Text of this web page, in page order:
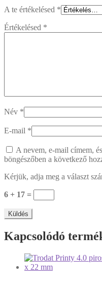
A te értékelésed *
Értékelésed *
Név *
E-mail *
A nevem, e-mail címem,
böngészőben a következő
Kérjük, adja meg a választ
6 + 17 =
Kapcsolódó